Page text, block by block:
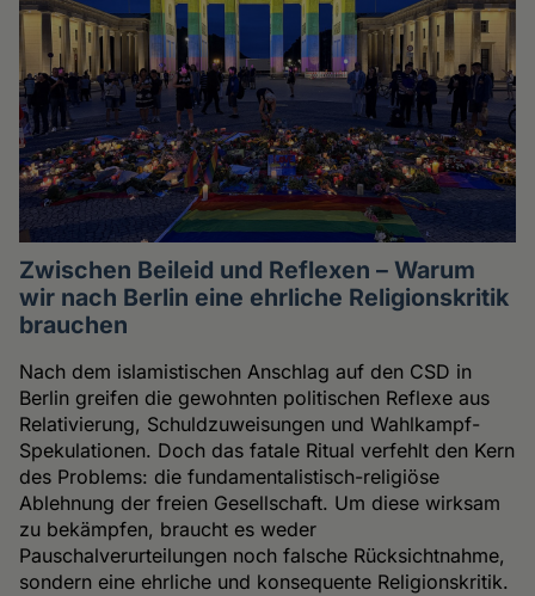
Zwischen Beileid und Reflexen – Warum
wir nach Berlin eine ehrliche Religionskritik
brauchen
Nach dem islamistischen Anschlag auf den CSD in
Berlin greifen die gewohnten politischen Reflexe aus
Relativierung, Schuldzuweisungen und Wahlkampf-
Spekulationen. Doch das fatale Ritual verfehlt den Kern
des Problems: die fundamentalistisch-religiöse
Ablehnung der freien Gesellschaft. Um diese wirksam
zu bekämpfen, braucht es weder
Pauschalverurteilungen noch falsche Rücksichtnahme,
sondern eine ehrliche und konsequente Religionskritik.